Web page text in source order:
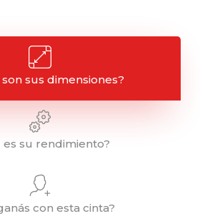
son sus dimensiones?
es su rendimiento?
con esta cinta?